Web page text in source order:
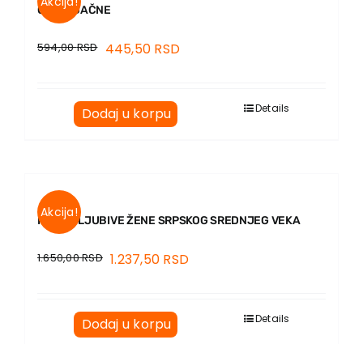
OČI SRDAČNE
594,00RSD 445,50 RSD
Dodaj u korpu Details
Akcija!
KNJIGOLJUBIVE ŽENE SRPSKOG SREDNJEG VEKA
1.650,00RSD 1.237,50 RSD
Dodaj u korpu Details